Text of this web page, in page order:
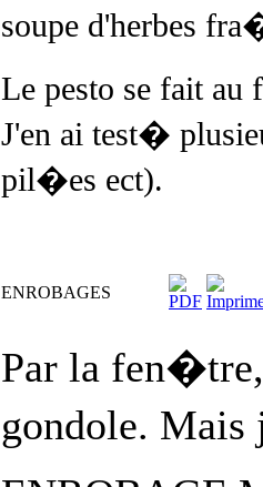
soupe d'herbes
Le pesto se fait
J'en ai test�
pil�es ect).
ENROBAGES
Par la
gondole.